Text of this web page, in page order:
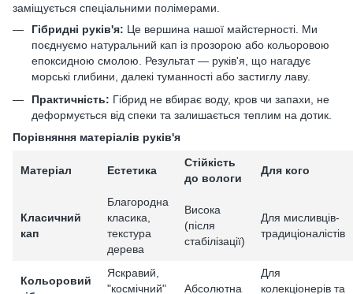
заміщується спеціальними полімерами.
Гібридні руків'я: Це вершина нашої майстерності. Ми
поєднуємо натуральний кап із прозорою або кольоровою
епоксидною смолою. Результат — руків'я, що нагадує
морські глибини, далекі туманності або застиглу лаву.
Практичність: Гібрид не вбирає воду, кров чи запахи, не
деформується від спеки та залишається теплим на дотик.
Порівняння матеріалів руків'я
Матеріал Естетика
Стійкість
до вологи
Для кого
Класичний
кап
Благородна
класика,
текстура
дерева
Висока
(після
стабілізації)
Для мисливців-
традиціоналістів
Кольоровий
Яскравий,
"космічний"
Абсолютна
Для
колекціонерів та